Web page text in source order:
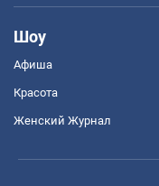
Шоу
Афиша
Красота
Женский Журнал